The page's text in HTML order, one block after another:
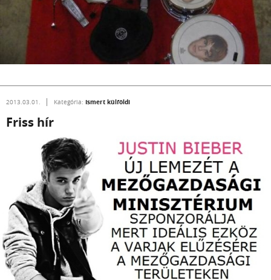
2013.03.01. Kategória: Ismert külföldi
Friss hír